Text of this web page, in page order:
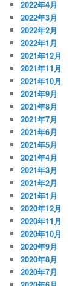
2022年4月
2022年3月
2022年2月
2022年1月
2021年12月
2021年11月
2021年10月
2021年9月
2021年8月
2021年7月
2021年6月
2021年5月
2021年4月
2021年3月
2021年2月
2021年1月
2020年12月
2020年11月
2020年10月
2020年9月
2020年8月
2020年7月